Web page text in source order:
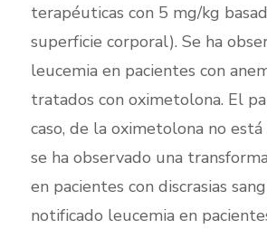
terapéuticas con 5 mg/kg
superficie corporal). Se ha
leucemia en pacientes con
tratados con oximetolona. El
caso, de la oximetolona no
se ha observado una
en pacientes con discrasias
notificado leucemia en